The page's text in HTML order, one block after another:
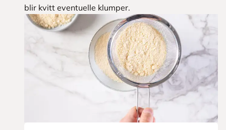
blir kvitt eventuelle klumper.